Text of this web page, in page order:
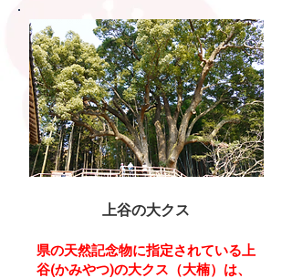
上谷の大クス
県の天然記念物に指定されている上
谷(かみやつ)の大クス（大楠）は、